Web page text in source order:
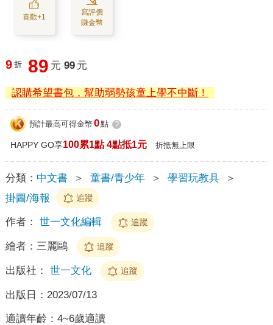
喜歡+1
寫評價
賺金幣
9 折 89 元 99 元
認購希望書包，幫助弱勢孩童上學不中斷！
預計最高可得金幣 0點 ?
HAPPY GO享100累1點 4點抵1元 折抵無上限
分類： 中文書 ＞ 童書/青少年 ＞ 學習玩教具
＞
掛圖/海報
追蹤
作者： 世一文化編輯 追蹤
繪者： 三麗鷗 追蹤
出版社： 世一文化 追蹤
出版日： 2023/07/13
適讀年齡： 4~6歲適讀